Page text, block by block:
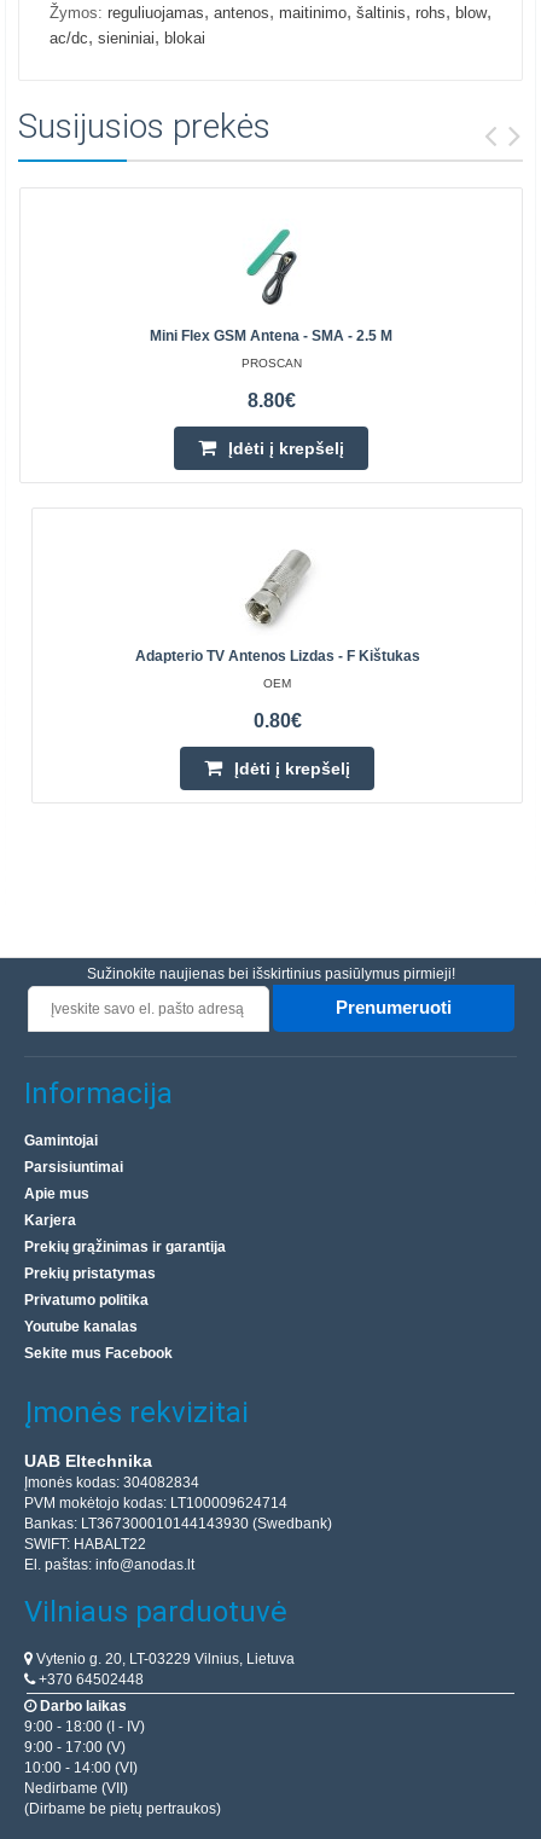
Žymos: reguliuojamas, antenos, maitinimo, šaltinis, rohs, blow,
ac/dc, sieniniai, blokai
Susijusios prekės
Mini Flex GSM Antena - SMA - 2.5 M
PROSCAN
8.80€
Įdėti į krepšelį
Adapterio TV Antenos Lizdas - F Kištukas
OEM
0.80€
Įdėti į krepšelį
Sužinokite naujienas bei išskirtinius pasiūlymus pirmieji!
Prenumeruoti
Informacija
Gamintojai
Parsisiuntimai
Apie mus
Karjera
Prekių grąžinimas ir garantija
Prekių pristatymas
Privatumo politika
Youtube kanalas
Sekite mus Facebook
Įmonės rekvizitai
UAB Eltechnika
Įmonės kodas: 304082834
PVM mokėtojo kodas: LT100009624714
Bankas: LT367300010144143930 (Swedbank)
SWIFT: HABALT22
El. paštas: info@anodas.lt
Vilniaus parduotuvė
Vytenio g. 20, LT-03229 Vilnius, Lietuva
+370 64502448
Darbo laikas
9:00 - 18:00 (I - IV)
9:00 - 17:00 (V)
10:00 - 14:00 (VI)
Nedirbame (VII)
(Dirbame be pietų pertraukos)